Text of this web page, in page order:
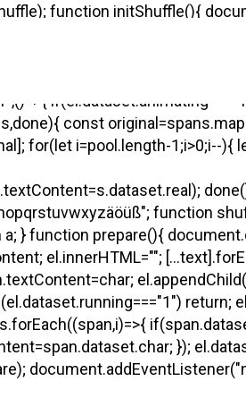
function initShuffle(){
const
letter";
block";
const
for(let i=pool.length-1;i>0;i--
function
a; } function prepare(){
el.innerHTML="";
});